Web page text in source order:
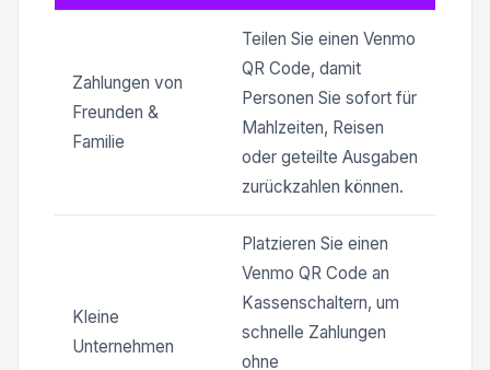
Zahlungen von
Freunden &
Familie
Teilen Sie einen Venmo
QR Code, damit
Personen Sie sofort für
Mahlzeiten, Reisen
oder geteilte Ausgaben
zurückzahlen können.
Kleine
Unternehmen
Platzieren Sie einen
Venmo QR Code an
Kassenschaltern, um
schnelle Zahlungen
ohne